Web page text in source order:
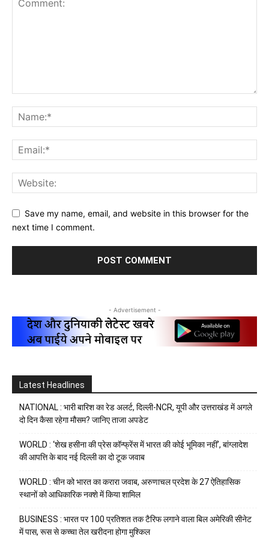
Save my name, email, and website in this browser for the
next time I comment.
- Advertisement -
Latest Headlines
NATIONAL : भारी बारिश का रेड अलर्ट, दिल्ली-NCR, यूपी और उत्तराखंड में अगले
दो दिन कैसा रहेगा मौसम? जानिए ताजा अपडेट
WORLD : ‘शेख हसीना की प्रेस कॉन्फ्रेंस में भारत की कोई भूमिका नहीं’, बांग्लादेश
की आपत्ति के बाद नई दिल्ली का दो टूक जवाब
WORLD : चीन को भारत का करारा जवाब, अरुणाचल प्रदेश के 27 ऐतिहासिक
स्थानों को आधिकारिक नक्शे में किया शामिल
BUSINESS : भारत पर 100 प्रतिशत तक टैरिफ लगाने वाला बिल अमेरिकी सीनेट
में पास, रूस से कच्चा तेल खरीदना होगा मुश्किल